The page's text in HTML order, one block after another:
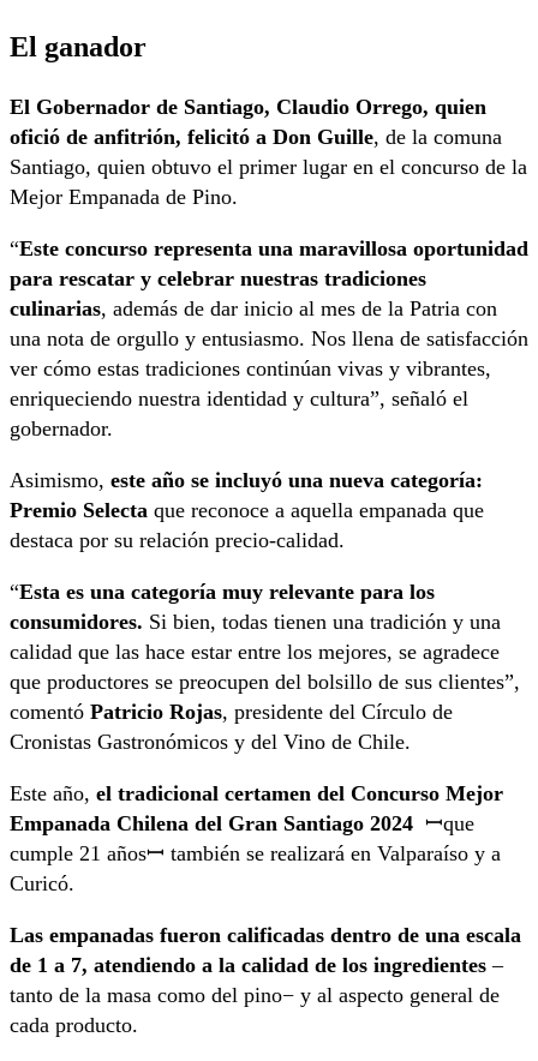
El ganador
El Gobernador de Santiago, Claudio Orrego, quien
ofició de anfitrión, felicitó a Don Guille, de la comuna
Santiago, quien obtuvo el primer lugar en el concurso de la
Mejor Empanada de Pino.
“Este concurso representa una maravillosa oportunidad
para rescatar y celebrar nuestras tradiciones
culinarias, además de dar inicio al mes de la Patria con
una nota de orgullo y entusiasmo. Nos llena de satisfacción
ver cómo estas tradiciones continúan vivas y vibrantes,
enriqueciendo nuestra identidad y cultura”, señaló el
gobernador.
Asimismo, este año se incluyó una nueva categoría:
Premio Selecta que reconoce a aquella empanada que
destaca por su relación precio-calidad.
“Esta es una categoría muy relevante para los
consumidores. Si bien, todas tienen una tradición y una
calidad que las hace estar entre los mejores, se agradece
que productores se preocupen del bolsillo de sus clientes”,
comentó Patricio Rojas, presidente del Círculo de
Cronistas Gastronómicos y del Vino de Chile.
Este año, el tradicional certamen del Concurso Mejor
Empanada Chilena del Gran Santiago 2024 ꟷque
cumple 21 añosꟷ también se realizará en Valparaíso y a
Curicó.
Las empanadas fueron calificadas dentro de una escala
de 1 a 7, atendiendo a la calidad de los ingredientes–
tanto de la masa como del pino− y al aspecto general de
cada producto.